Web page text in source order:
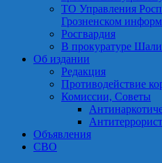
ТО Управления
Грозненском
Росгвардия
В прокуратуре
Об издании
Редакция
Противодействие
Комиссии, Советы
Объявления
СВО